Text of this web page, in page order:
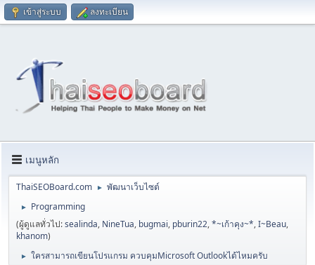
เข้าสู่ระบบ ลงทะเบียน
เมนูหลัก
ThaiSEOBoard.com ► พัฒนาเว็บไซต์
►
Programming
(ผู้ดูแลทั่วไป:sealinda, NineTua, bugmai, pburin22,*~เก้าคุง~*,I~Beau,
khanom)
► ใครสามารถเขียนโปรแกรม ควบคุมMicrosoft Outlookได้ไหมครับ